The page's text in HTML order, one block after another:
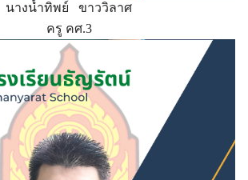
นางน้ำทิพย์ ขาววิลาศ
ครู คศ.3